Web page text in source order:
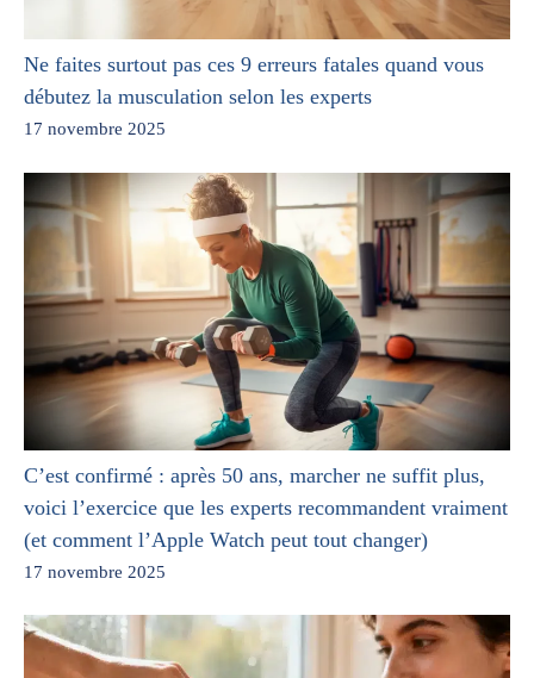
Ne faites surtout pas ces 9 erreurs fatales quand vous
débutez la musculation selon les experts
17 novembre 2025
C’est confirmé : après 50 ans, marcher ne suffit plus,
voici l’exercice que les experts recommandent vraiment
(et comment l’Apple Watch peut tout changer)
17 novembre 2025